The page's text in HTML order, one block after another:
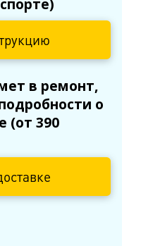
в ремонт,
о
(от 390